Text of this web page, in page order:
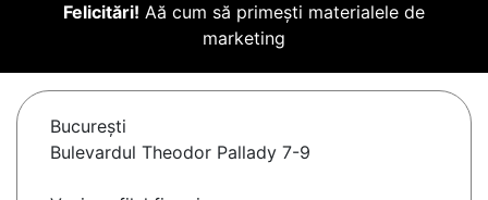
Felicitări! Aă cum să primești materialele de
marketing
Bucureşti
Bulevardul Theodor Pallady 7-9